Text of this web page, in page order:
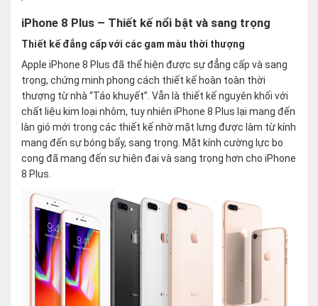
iPhone 8 Plus – Thiết kế nổi bật và sang trọng
Thiết kế đẳng cấp với các gam màu thời thượng
Apple iPhone 8 Plus đã thể hiện được sự đẳng cấp và sang
trọng, chứng minh phong cách thiết kế hoàn toàn thời
thượng từ nhà “Táo khuyết”. Vẫn là thiết kế nguyên khối với
chất liệu kim loại nhôm, tuy nhiên iPhone 8 Plus lại mang đến
làn gió mới trong các thiết kế nhờ mặt lưng được làm từ kính
mang đến sự bóng bẩy, sang trọng. Mặt kính cường lực bo
cong đã mang đến sự hiện đại và sang trọng hơn cho iPhone
8 Plus.